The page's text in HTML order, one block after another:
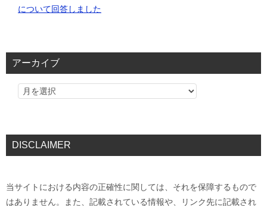
について回答しました
アーカイブ
DISCLAIMER
当サイトにおける内容の正確性に関しては、それを保障するもので
はありません。また、記載されている情報や、リンク先に記載され